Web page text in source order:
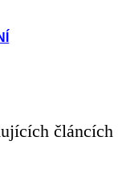
článcích